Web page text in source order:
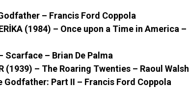
– Francis Ford Coppola
(1984) – Once upon a Time in America –
Scarface – Brian De Palma
(1939) – The Roaring Twenties – Raoul Walsh
Godfather: Part II – Francis Ford Coppola